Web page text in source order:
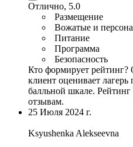
Отлично, 5.0
Размещение
Вожатые и
Питание
Программа
Безопасность
Кто формирует рейтинг?
клиент оценивает
балльной шкале. Рейтинг
отзывам.
25 Июля 2024 г.
Ksyushenka Alekseevna